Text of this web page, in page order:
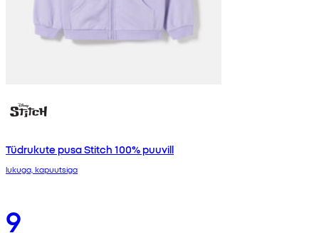
Tüdrukute pusa Stitch 100% puuvill
lukuga, kapuutsiga
9